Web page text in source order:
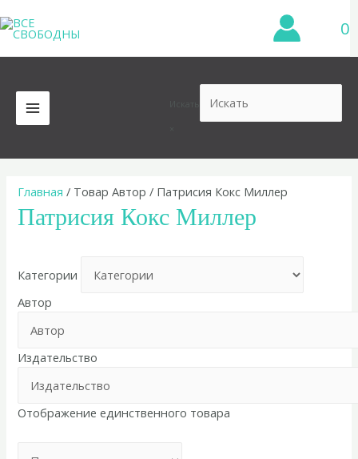
к
содержимому
0
MAIN
MENU
Главная / Товар Автор / Патрисия Кокс Миллер
Патрисия Кокс Миллер
Категории
Автор
Издательство
Отображение единственного товара